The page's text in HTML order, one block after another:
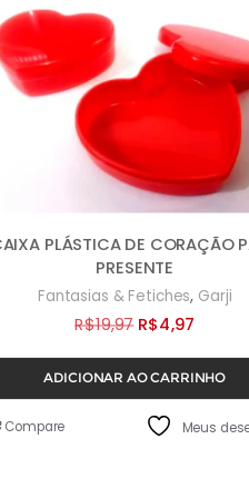
PLÁSTICA DE CORAÇÃO
PRESENTE
Fantasias & Fetiches, Garji
R$19,97 O
preço
original
era:
R$19,97.
R$4,97
preço
atual
ADICIONAR AO CARRINHO
Compare Meus